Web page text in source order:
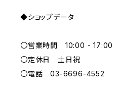
GRAY
◆ショップデータ
〇営業時間 10:00 - 17:00
〇定休日 土日祝
〇電話 03-6696-4552